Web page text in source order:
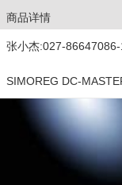
商品详情
张小杰:027-
SIMOREG DC-